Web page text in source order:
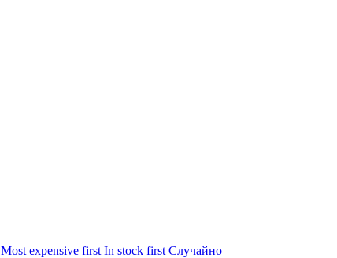
Most expensive first In stock first Случайно